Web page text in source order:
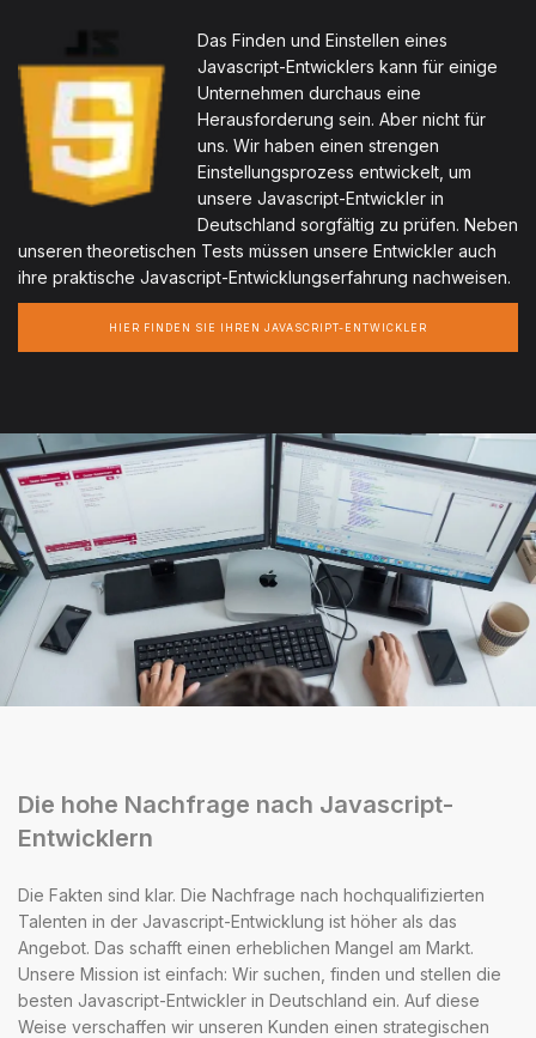
Das Finden und Einstellen eines
Javascript-Entwicklers kann für einige
Unternehmen durchaus eine
Herausforderung sein. Aber nicht für
uns. Wir haben einen strengen
Einstellungsprozess entwickelt, um
unsere Javascript-Entwickler in
Deutschland sorgfältig zu prüfen. Neben
unseren theoretischen Tests müssen unsere Entwickler auch
ihre praktische Javascript-Entwicklungserfahrung nachweisen.
HIER FINDEN SIE IHREN JAVASCRIPT-ENTWICKLER
Die hohe Nachfrage nach Javascript-
Entwicklern
Die Fakten sind klar. Die Nachfrage nach hochqualifizierten
Talenten in der Javascript-Entwicklung ist höher als das
Angebot. Das schafft einen erheblichen Mangel am Markt.
Unsere Mission ist einfach: Wir suchen, finden und stellen die
besten Javascript-Entwickler in Deutschland ein. Auf diese
Weise verschaffen wir unseren Kunden einen strategischen